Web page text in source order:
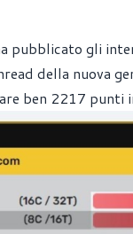
pubblicato gli
della nuova
ben 2217 punti